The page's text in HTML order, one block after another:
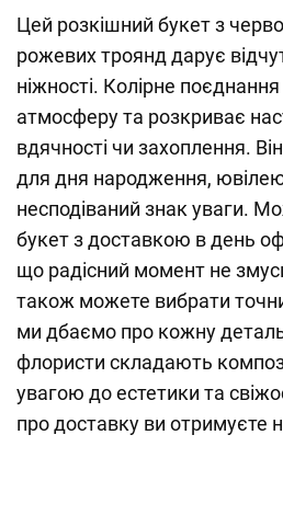
Цей розкішний букет з
рожевих троянд дарує
ніжності. Колірне
атмосферу та розкриває
вдячності чи захоплення.
для дня народження,
несподіваний знак уваги.
букет з доставкою в день
що радісний момент не
також можете вибрати
ми дбаємо про кожну
флористи складають
увагою до естетики та
про доставку ви отримуєте